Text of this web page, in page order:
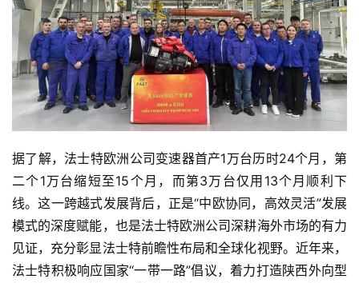
据了解，法士特欧洲公司变速器首产1万台历时24个月，第
二个1万台缩短至15个月，而第3万台仅用13个月顺利下
线。这一跨越式发展背后，正是“中欧协同，高效灵活”发展
模式的深度赋能，也是法士特欧洲公司深耕海外市场的有力
见证，充分彰显法士特前瞻性布局和全球化视野。近年来，
法士特积极响应国家“一带一路”倡议，着力打造陕西外向型